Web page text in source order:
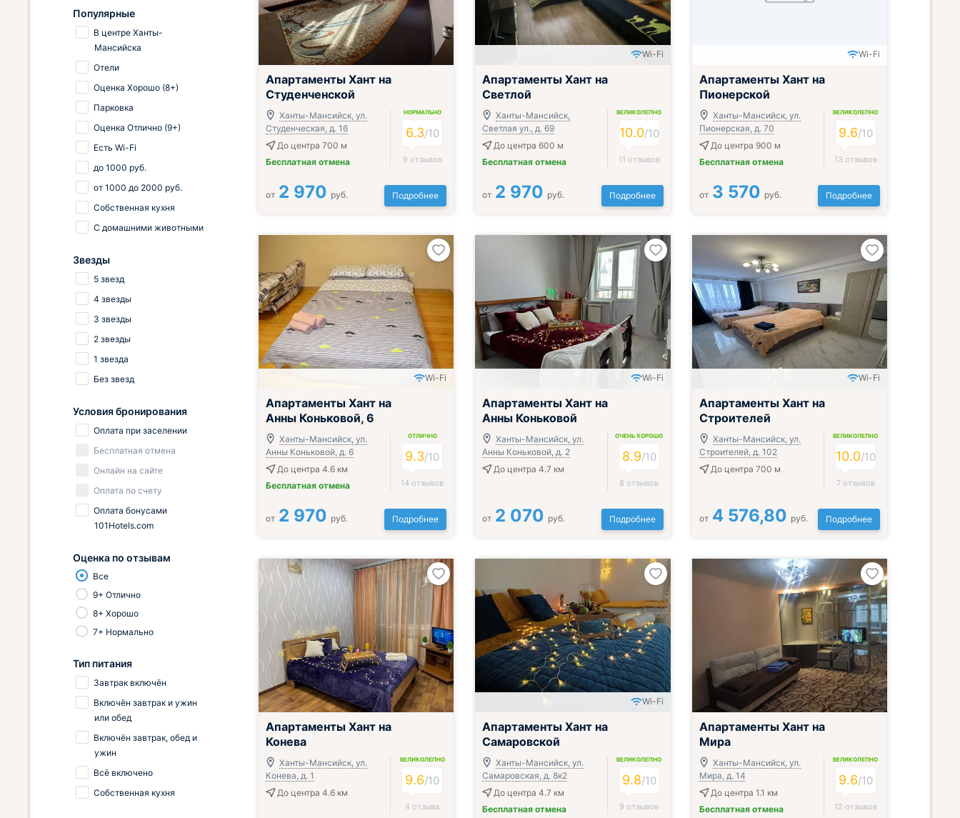
Апартаменты Хант на
Студенченской
Ханты-Мансийск, ул.
Студенческая, д. 16
До центра 700 м
Бесплатная отмена
НОРМАЛЬНО
6.3/10
9 отзывов
от 2 970 руб. Подробнее
Wi-Fi
Апартаменты Хант на
Светлой
Ханты-Мансийск,
Светлая ул., д. 69
До центра 600 м
Бесплатная отмена
ВЕЛИКОЛЕПНО
10.0/10
11 отзывов
от 2 970 руб. Подробнее
Wi-Fi
Апартаменты Хант на
Пионерской
Ханты-Мансийск, ул.
Пионерская, д. 70
До центра 900 м
Бесплатная отмена
ВЕЛИКОЛЕПНО
9.6/10
13 отзывов
от 3 570 руб. Подробнее
Wi-Fi
Апартаменты Хант на
Анны Коньковой, 6
Ханты-Мансийск, ул.
Анны Коньковой, д. 6
До центра 4.6 км
Бесплатная отмена
ОТЛИЧНО
9.3/10
14 отзывов
от 2 970 руб. Подробнее
Wi-Fi
Апартаменты Хант на
Анны Коньковой
Ханты-Мансийск, ул.
Анны Коньковой, д. 2
До центра 4.7 км
ОЧЕНЬ ХОРОШО
8.9/10
8 отзывов
от 2 070 руб. Подробнее
Wi-Fi
Апартаменты Хант на
Строителей
Ханты-Мансийск, ул.
Строителей, д. 102
До центра 700 м
ВЕЛИКОЛЕПНО
10.0/10
7 отзывов
от 4 576,80 руб. Подробнее
Апартаменты Хант на
Конева
Ханты-Мансийск, ул.
Конева, д. 1
До центра 4.6 км
ВЕЛИКОЛЕПНО
9.6/10
4 отзыва
Wi-Fi
Апартаменты Хант на
Самаровской
Ханты-Мансийск, ул.
Самаровская, д. 8к2
До центра 4.7 км
Бесплатная отмена
ВЕЛИКОЛЕПНО
9.8/10
9 отзывов
Апартаменты Хант на
Мира
Ханты-Мансийск, ул.
Мира, д. 14
До центра 1.1 км
Бесплатная отмена
ВЕЛИКОЛЕПНО
9.6/10
12 отзывов
Популярные
В центре Ханты-
Мансийска
Отели
Оценка Хорошо (8+)
Парковка
Оценка Отлично (9+)
Есть Wi-Fi
до 1000 руб.
от 1000 до 2000 руб.
Собственная кухня
С домашними животными
Звезды
5 звезд
4 звезды
3 звезды
2 звезды
1 звезда
Без звезд
Условия бронирования
Оплата при заселении
Бесплатная отмена
Онлайн на сайте
Оплата по счету
Оплата бонусами
101Hotels.com
Оценка по отзывам
Все
9+ Отлично
8+ Хорошо
7+ Нормально
Тип питания
Завтрак включён
Включён завтрак и ужин
или обед
Включён завтрак, обед и
ужин
Всё включено
Собственная кухня